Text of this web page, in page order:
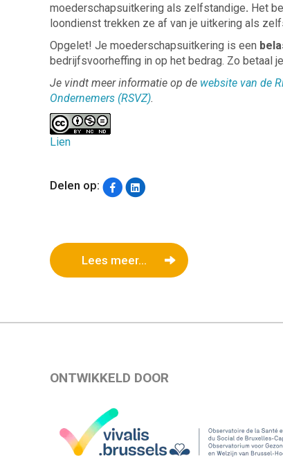
moederschapsuitkering als zelfstandige. Het
loondienst trekken ze af van je uitkering als
Opgelet! Je moederschapsuitkering is een
bedrijfsvoorheffing in op het bedrag. Zo betaal
Je vindt meer informatie op de website van de
Ondernemers (RSVZ).
Lien
Delen op:
Lees meer...
ONTWIKKELD DOOR